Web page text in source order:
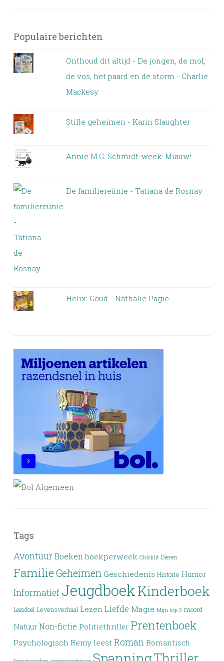
Populaire berichten
Onthoud dit altijd - De jongen, de mol,
de vos, het paard en de storm - Charlie
Mackesy
Stille geheimen - Karin Slaughter
Annie M.G. Schmidt-week: Miauw!
De familiereünie - Tatiana de Rosnay
Helix: Goud - Nathalie Pagie
Tags
Avontuur Boeken boekperweek Chicklit Dieren
Familie Geheimen Geschiedenis Historie Humor
Informatief JeugdboekKinderboek
Leesdoel Levensverhaal Lezen Liefde Magie Mijn top 3 moord
Natuur Non-fictie Politiethriller Prentenboek
Psychologisch Remy leest Roman Romantisch